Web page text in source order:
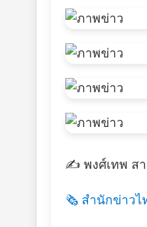
✍️ พงศ์เทพ สา
🗞️ สำนักข่าวไ